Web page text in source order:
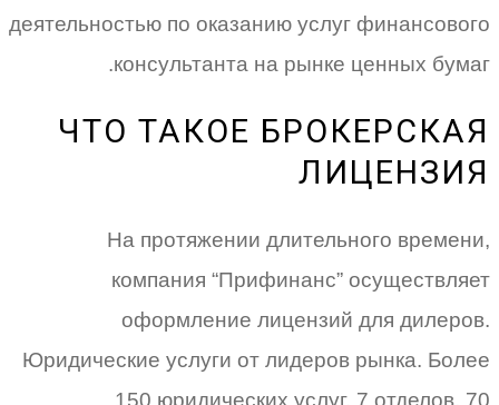
деятельностью по оказанию услуг финансового
консультанта на рынке ценных бумаг.
ЧТО ТАКОЕ БРОКЕРСКАЯ
ЛИЦЕНЗИЯ
На протяжении длительного времени,
компания “Прифинанс” осуществляет
оформление лицензий для дилеров.
Юридические услуги от лидеров рынка. Более